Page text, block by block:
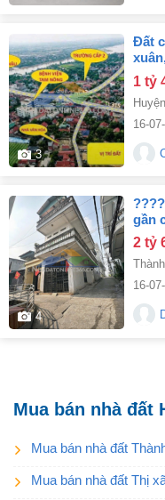
3
đất chính chủ - thổ cư 100% khu 24 vạn
phú
1 tỷ
16-
4
gần
2 tỷ
16-
Mua bán nhà đất
Mua bán nhà đất
Mua bán nhà đất Thị